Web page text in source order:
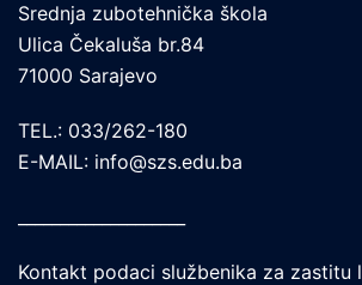
Srednja zubotehnička škola
Ulica Čekaluša br.84
71000 Sarajevo
TEL.: 033/262-180
E-MAIL: info@szs.edu.ba
Kontakt podaci službenika za zastitu